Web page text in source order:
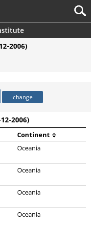
2006)
2006)
Continent
Oceania
Oceania
Oceania
Oceania